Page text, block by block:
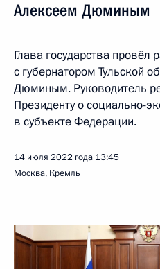
Алексеем Дюминым
Глава государства провёл
с губернатором Тульской
Дюминым. Руководитель
Президенту о социально-
в субъекте Федерации.
14 июля 2022 года 13:45
Москва, Кремль